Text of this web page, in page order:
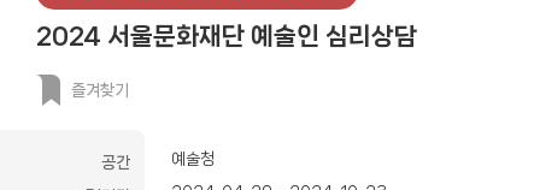
2024 서울문화재단 예술인 심리상담
즐겨찾기
공간 예술청